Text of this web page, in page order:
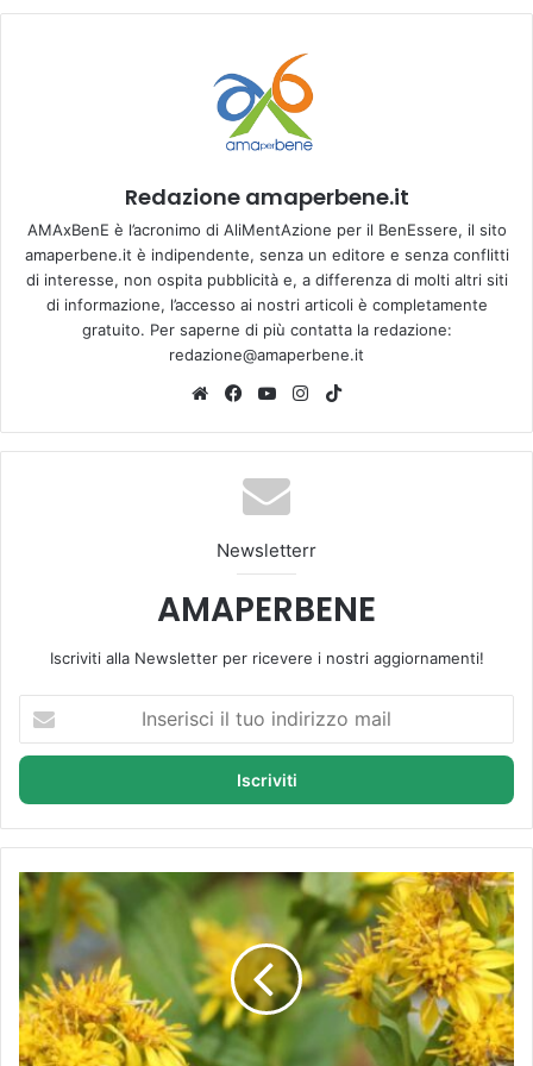
Redazione amaperbene.it
AMAxBenE è l’acronimo di AliMentAzione per il BenEssere, il sito
amaperbene.it è indipendente, senza un editore e senza conflitti
di interesse, non ospita pubblicità e, a differenza di molti altri siti
di informazione, l’accesso ai nostri articoli è completamente
gratuito. Per saperne di più contatta la redazione:
redazione@amaperbene.it
We
te
Fa
bo
ok
Yo
Tu
be
Ins
ra
k
Newsletterr
AMAPERBENE
Iscriviti alla Newsletter per ricevere i nostri aggiornamenti!
s
r
i
c
i
i
l
t
u
o
i
V
e
r
g
d
´
o